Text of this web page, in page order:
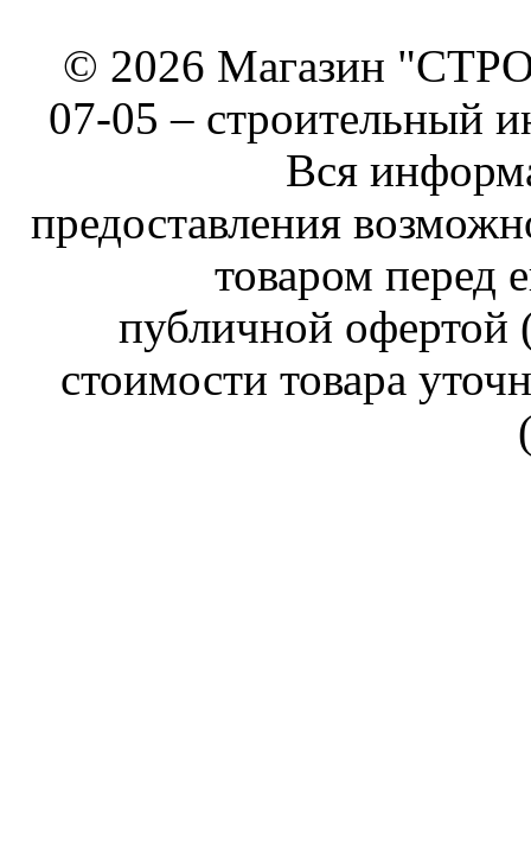
© 2026 Магазин
07-05 – строительный
Вся
предоставления
товаром перед
публичной
стоимости товара